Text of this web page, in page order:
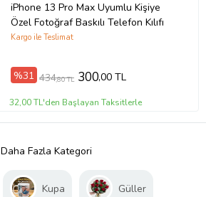
iPhone 13 Pro Max Uyumlu Kişiye
Özel Fotoğraf Baskılı Telefon Kılıfı
Kargo ile Teslimat
%31 434,80 TL 300,00 TL
32,00 TL'den Başlayan Taksitlerle
Daha Fazla Kategori
Kupa Güller